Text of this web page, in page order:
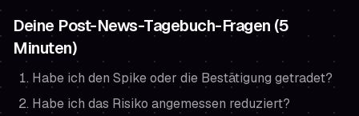
Deine Post-News-Tagebuch-Fragen (5
Minuten)
Habe ich den Spike oder die Bestätigung getradet?
Habe ich das Risiko angemessen reduziert?